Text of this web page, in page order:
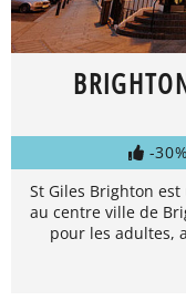
-
St Giles Brighton
au centre ville de
pour les adultes,